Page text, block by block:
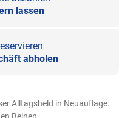
lassen
abholen
Alltagsheld in Neuauflage.
Beinen.